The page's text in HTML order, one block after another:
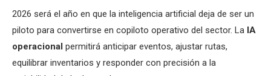
2026 será el año en que la inteligencia artificial deja de ser un
piloto para convertirse en copiloto operativo del sector. La IA
operacional permitirá anticipar eventos, ajustar rutas,
equilibrar inventarios y responder con precisión a la